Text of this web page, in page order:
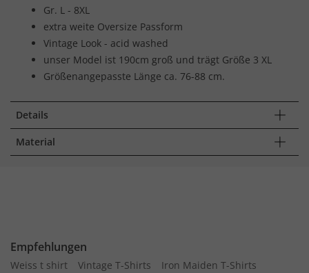
Gr. L - 8XL
extra weite Oversize Passform
Vintage Look - acid washed
unser Model ist 190cm groß und trägt Größe 3 XL
Größenangepasste Länge ca. 76-88 cm.
Details
Material
Empfehlungen
Weiss t shirt Vintage T-Shirts
Iron Maiden T-Shirts